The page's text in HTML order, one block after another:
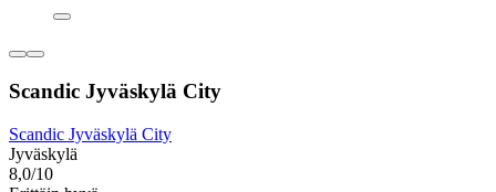
Scandic Jyväskylä City
Scandic Jyväskylä City
Jyväskylä
8,0/10